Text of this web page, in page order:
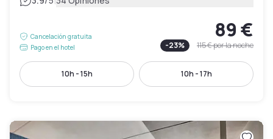
Cancelación gratuita
Pago en el hotel
89 €
-23% 115 €por la noche
10h - 15h 10h - 17h